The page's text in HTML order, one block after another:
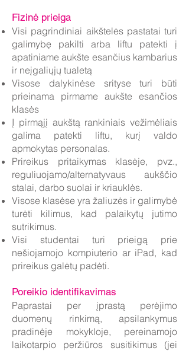
Fizinė prieiga
Visi pagrindiniai aikštelės pastatai turi
galimybę pakilti arba liftu patekti į
apatiniame aukšte esančius kambarius
ir neįgaliųjų tualetą
Visose dalykinėse srityse turi būti
prieinama pirmame aukšte esančios
klasės
Į pirmąjį aukštą rankiniais vežimėliais
galima patekti liftu, kurį valdo
apmokytas personalas.
Prireikus pritaikymas klasėje, pvz.,
reguliuojamo/alternatyvaus aukščio
stalai, darbo suolai ir kriauklės.
Visose klasėse yra žaliuzės ir galimybė
turėti kilimus, kad palaikytų jutimo
sutrikimus.
Visi studentai turi prieigą prie
nešiojamojo kompiuterio ar iPad, kad
prireikus galėtų padėti.
Poreikio identifikavimas
Paprastai per įprastą perėjimo
duomenų rinkimą, apsilankymus
pradinėje mokykloje, pereinamojo
laikotarpio peržiūros susitikimus (jei